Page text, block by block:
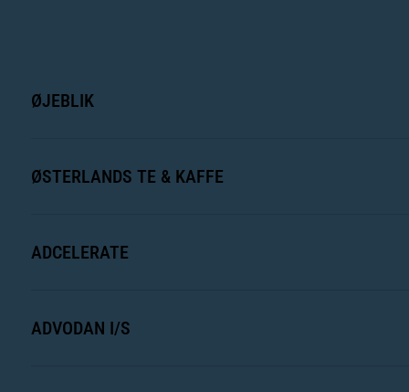
ØJEBLIK
ØSTERLANDS TE & KAFFE
ADCELERATE
ADVODAN I/S